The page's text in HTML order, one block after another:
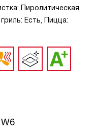
Пиролитическая,
Есть, Пицца: